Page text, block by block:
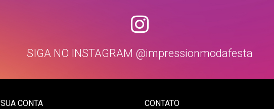
SIGA NO INSTAGRAM @impressionmodafesta
SUA CONTA CONTATO